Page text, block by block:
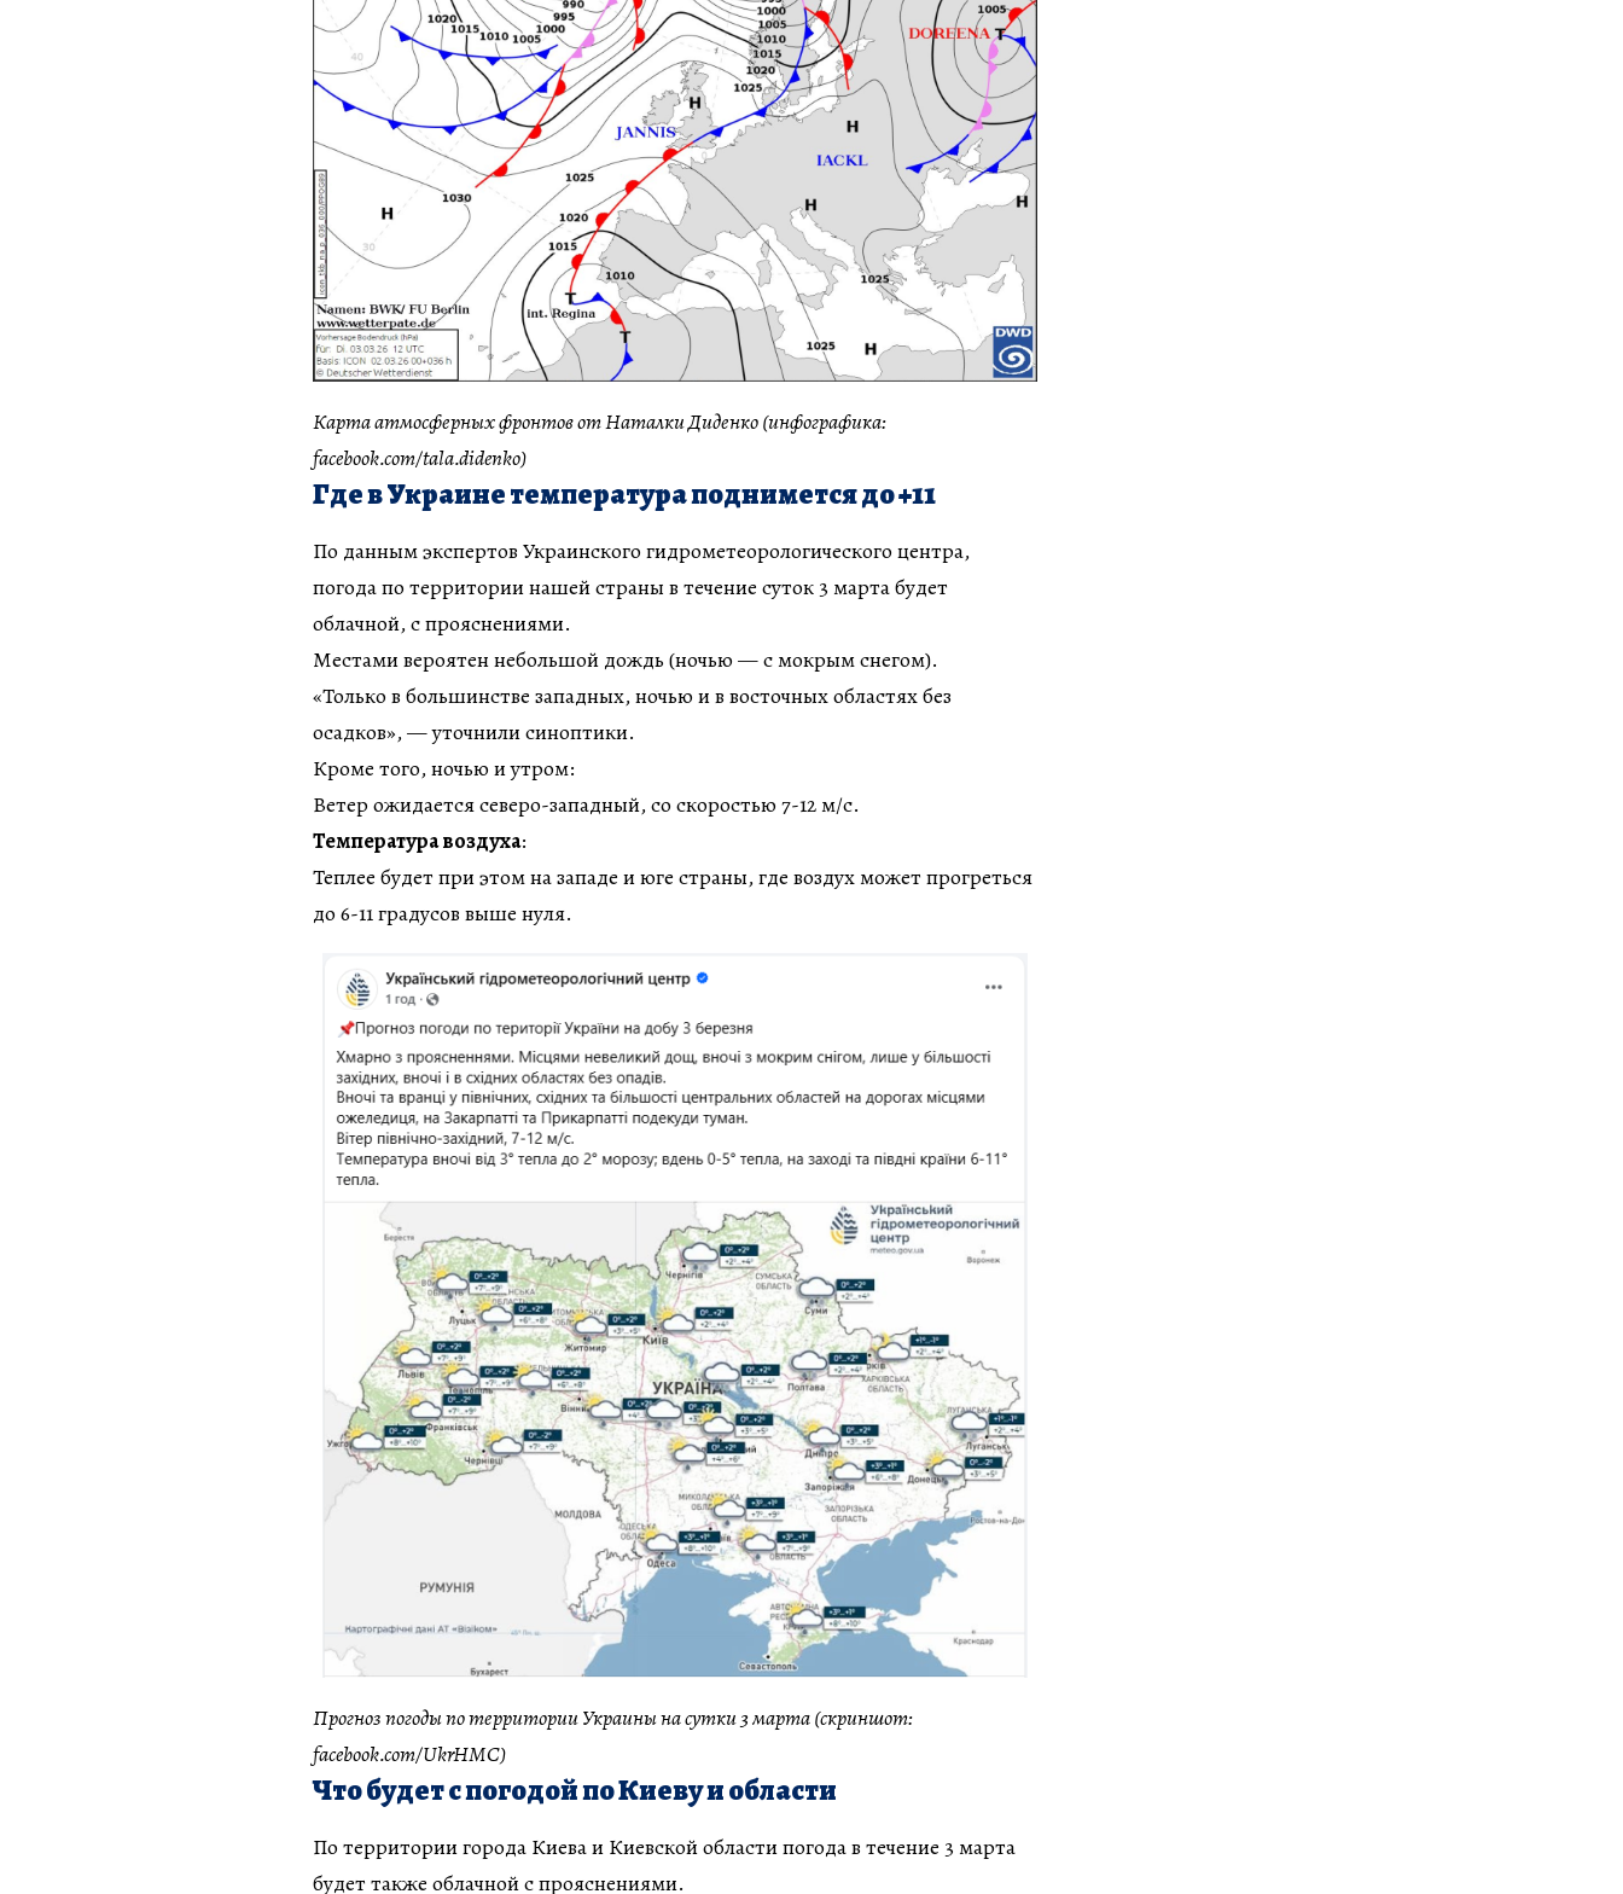
Карта атмосферных фронтов от Наталки Диденко (инфографика:
facebook.com/tala.didenko)
Где в Украине температура поднимется до +11
По данным экспертов Украинского гидрометеорологического центра,
погода по территории нашей страны в течение суток 3 марта будет
облачной, с прояснениями.
Местами вероятен небольшой дождь (ночью — с мокрым снегом).
«Только в большинстве западных, ночью и в восточных областях без
осадков», — уточнили синоптики.
Кроме того, ночью и утром:
Ветер ожидается северо-западный, со скоростью 7-12 м/с.
Температура воздуха:
Теплее будет при этом на западе и юге страны, где воздух может прогреться
до 6-11 градусов выше нуля.
Прогноз погоды по территории Украины на сутки 3 марта (скриншот:
facebook.com/UkrHMC)
Что будет с погодой по Киеву и области
По территории города Киева и Киевской области погода в течение 3 марта
будет также облачной с прояснениями.